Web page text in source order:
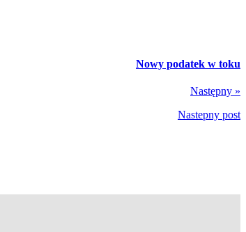
Nowy podatek w toku
Następny »
Nastepny post